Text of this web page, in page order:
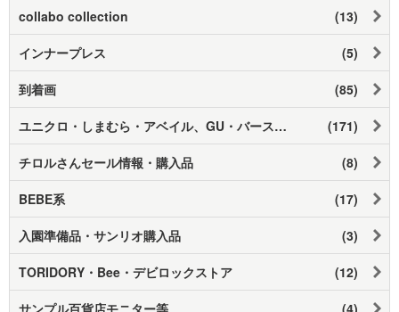
collabo collection (13)
インナープレス (5)
到着画 (85)
ユニクロ・しまむら・アベイル、GU・バースデイ (171)
チロルさんセール情報・購入品 (8)
BEBE系 (17)
入園準備品・サンリオ購入品 (3)
TORIDORY・Bee・デビロックストア (12)
サンプル百貨店モニター等 (4)